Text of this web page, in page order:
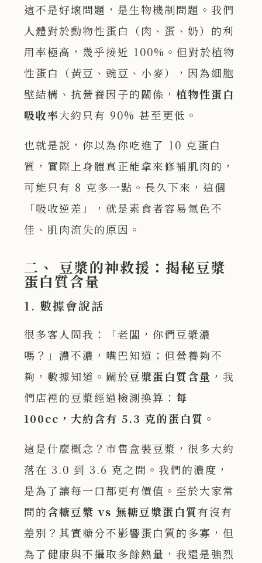
這不是好壞問題，是生物機制問題。我們
人體對於動物性蛋白（肉、蛋、奶）的利
用率極高，幾乎接近 100%。但對於植物
性蛋白（黃豆、豌豆、小麥），因為細胞
壁結構、抗營養因子的關係，植物性蛋白
吸收率大約只有 90% 甚至更低。
也就是說，你以為你吃進了 10 克蛋白
質，實際上身體真正能拿來修補肌肉的，
可能只有 8 克多一點。長久下來，這個
「吸收逆差」，就是素食者容易氣色不
佳、肌肉流失的原因。
二、 豆漿的神救援：揭秘豆漿
蛋白質含量
1. 數據會說話
很多客人問我：「老闆，你們豆漿濃
嗎？」濃不濃，嘴巴知道；但營養夠不
夠，數據知道。關於豆漿蛋白質含量 ，我
們店裡的豆漿經過檢測換算：每
100cc ，大約含有 5.3克的蛋白質。
這是什麼概念？市售盒裝豆漿，很多大約
落在 3.0 到 3.6 克之間。我們的濃度，
是為了讓每一口都更有價值。至於大家常
問的含糖豆漿 vs 無糖豆漿蛋白質有沒有
差別？其實糖分不影響蛋白質的多寡，但
為了健康與不攝取多餘熱量，我還是強烈